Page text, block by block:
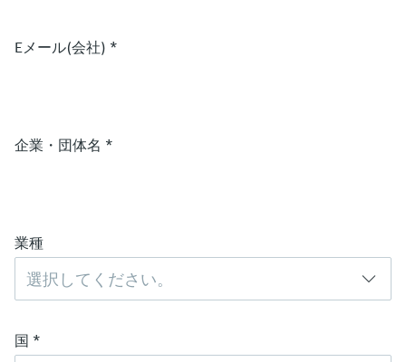
Eメール(会社) *
企業・団体名 *
業種
選択してください。
国 *